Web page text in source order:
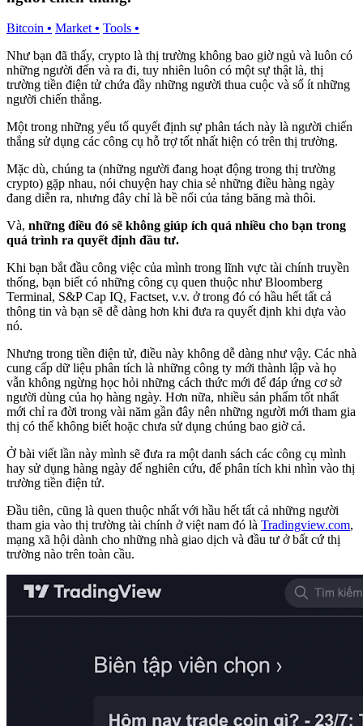
Bitcoin • Market • Tools •
Như bạn đã thấy, crypto là thị trường không bao giờ ngủ và luôn có
những người đến và ra đi, tuy nhiên luôn có một sự thật là, thị
trường tiền điện tử chứa đầy những người thua cuộc và số ít những
người chiến thắng.
Một trong những yếu tố quyết định sự phân tách này là người chiến
thắng sử dụng các công cụ hỗ trợ tốt nhất hiện có trên thị trường.
Mặc dù, chúng ta (những người đang hoạt động trong thị trường
crypto) gặp nhau, nói chuyện hay chia sẻ những điều hàng ngày
đang diễn ra, nhưng đây chỉ là bề nổi của tảng băng mà thôi.
Và, những điều đó sẽ không giúp ích quá nhiều cho bạn trong
quá trình ra quyết định đầu tư.
Khi bạn bắt đầu công việc của mình trong lĩnh vực tài chính truyền
thống, bạn biết có những công cụ quen thuộc như Bloomberg
Terminal, S&P Cap IQ, Factset, v.v. ở trong đó có hầu hết tất cả
thông tin và bạn sẽ dễ dàng hơn khi đưa ra quyết định khi dựa vào
nó.
Nhưng trong tiền điện tử, điều này không dễ dàng như vậy. Các nhà
cung cấp dữ liệu phân tích là những công ty mới thành lập và họ
vẫn không ngừng học hỏi những cách thức mới để đáp ứng cơ sở
người dùng của họ hàng ngày. Hơn nữa, nhiều sản phẩm tốt nhất
mới chỉ ra đời trong vài năm gần đây nên những người mới tham gia
thị có thể không biết hoặc chưa sử dụng chúng bao giờ cả.
Ở bài viết lần này mình sẽ đưa ra một danh sách các công cụ mình
hay sử dụng hàng ngày để nghiên cứu, để phân tích khi nhìn vào thị
trường tiền điện tử.
Đầu tiên, cũng là quen thuộc nhất với hầu hết tất cả những người
tham gia vào thị trường tài chính ở việt nam đó là Tradingview.com,
mạng xã hội dành cho những nhà giao dịch và đầu tư ở bất cứ thị
trường nào trên toàn cầu.